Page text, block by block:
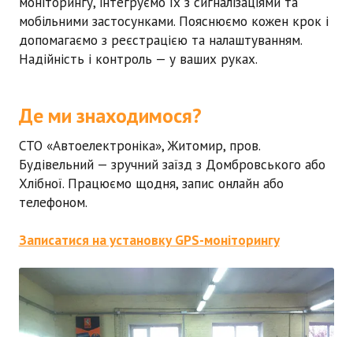
мобільними застосунками. Пояснюємо кожен крок і
допомагаємо з реєстрацією та налаштуванням.
Надійність і контроль — у ваших руках.
Де ми знаходимося?
СТО «Автоелектроніка», Житомир, пров.
Будівельний — зручний заїзд з Домбровського або
Хлібної. Працюємо щодня, запис онлайн або
телефоном.
Записатися на установку GPS-моніторингу